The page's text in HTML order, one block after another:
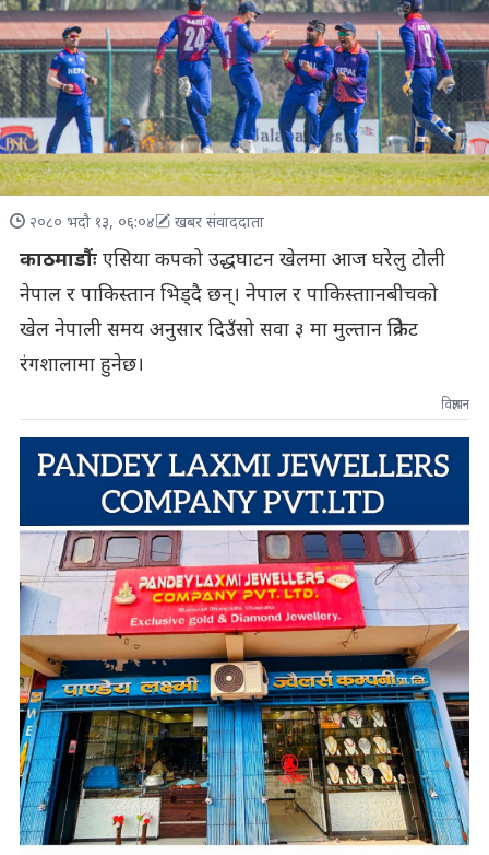
२०८० भदौ १३, ०६:०४ खबर संवाददाता
काठमाडौंः एसिया कपको उद्धघाटन खेलमा आज घरेलु टोली
नेपाल र पाकिस्तान भिड्दै छन्। नेपाल र पाकिस्ताानबीचको
खेल नेपाली समय अनुसार दिउँसो सवा ३ मा मुल्तान क्रिकेट
रंगशालामा हुनेछ।
विज्ञापन